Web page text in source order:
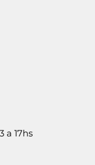
a 17hs